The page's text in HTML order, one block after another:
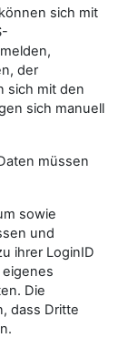
sich mit
der
sich mit den
sich manuell
müssen
sowie
und
ihrer LoginID
Die
dass Dritte